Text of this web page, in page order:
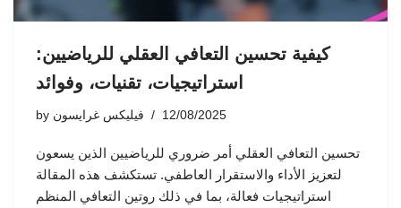
كيفية تحسين التعافي العقلي للرياضيين:
استراتيجيات، تقنيات، وفوائد
by فيليكس غرايسون 12/08/2025
تحسين التعافي العقلي أمر ضروري للرياضيين الذين يسعون
لتعزيز الأداء والاستقرار العاطفي. تستكشف هذه المقالة
استراتيجيات فعالة، بما في ذلك روتين التعافي المنظم